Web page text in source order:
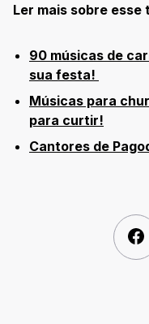
Ler mais sobre esse
90 músicas de
sua festa!
Músicas para
para curtir!
Cantores de